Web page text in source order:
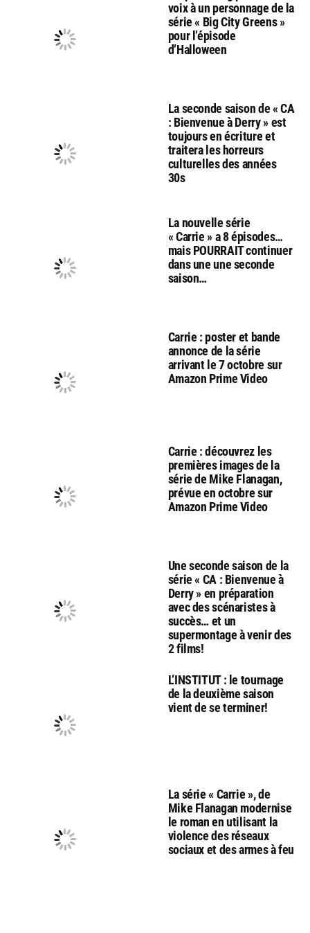
voix à un personnage de la
série « Big City Greens »
pour l’épisode
d’Halloween
La seconde saison de « CA
: Bienvenue à Derry » est
toujours en écriture et
traitera les horreurs
culturelles des années
30s
La nouvelle série
« Carrie » a 8 épisodes…
mais POURRAIT continuer
dans une une seconde
saison…
Carrie : poster et bande
annonce de la série
arrivant le 7 octobre sur
Amazon Prime Video
Carrie : découvrez les
premières images de la
série de Mike Flanagan,
prévue en octobre sur
Amazon Prime Video
Une seconde saison de la
série « CA : Bienvenue à
Derry » en préparation
avec des scénaristes à
succès… et un
supermontage à venir des
2 films!
L’INSTITUT : le tournage
de la deuxième saison
vient de se terminer!
La série « Carrie », de
Mike Flanagan modernise
le roman en utilisant la
violence des réseaux
sociaux et des armes à feu